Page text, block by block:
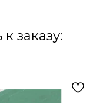
заказу: